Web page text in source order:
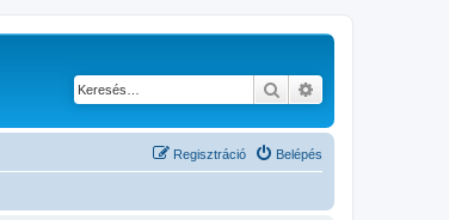
Keresés
Belépés
Regisztráció